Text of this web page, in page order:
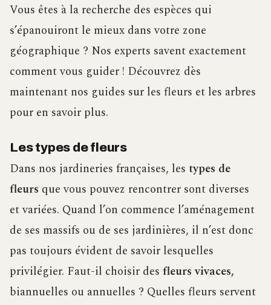
Vous êtes à la recherche des espèces qui
s’épanouiront le mieux dans votre zone
géographique ? Nos experts savent exactement
comment vous guider ! Découvrez dès
maintenant nos guides sur les fleurs et les arbres
pour en savoir plus.
Les types de fleurs
Dans nos jardineries françaises, les types de
fleurs que vous pouvez rencontrer sont diverses
et variées. Quand l’on commence l’aménagement
de ses massifs ou de ses jardinières, il n’est donc
pas toujours évident de savoir lesquelles
privilégier. Faut-il choisir des fleurs vivaces,
biannuelles ou annuelles ? Quelles fleurs servent